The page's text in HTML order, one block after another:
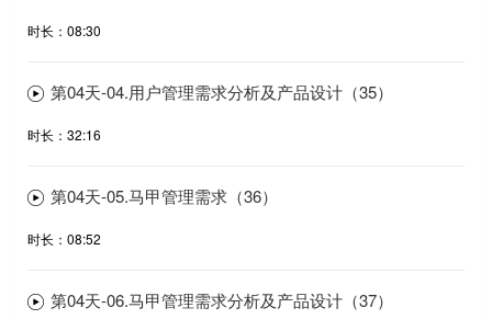
时长：08:30
第04天-04.用户管理需求分析及产品设计（35）
时长：32:16
第04天-05.马甲管理需求（36）
时长：08:52
第04天-06.马甲管理需求分析及产品设计（37）